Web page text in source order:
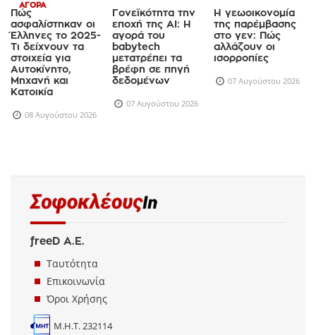
ΑΓΟΡΆ
Πώς
ασφαλίστηκαν οι
Έλληνες το 2025-
Τι δείχνουν τα
στοιχεία για
Αυτοκίνητο,
Μηχανή και
Κατοικία
08 Αυγούστου 2026
Γονεϊκότητα την
εποχή της AI: Η
αγορά του
babytech
μετατρέπει τα
βρέφη σε πηγή
δεδομένων
07 Αυγούστου 2026
Η γεωοικονομία
της παρέμβασης
στο γεν: Πώς
αλλάζουν οι
ισορροπίες
07 Αυγούστου 2026
freeD Α.Ε.
Ταυτότητα
Επικοινωνία
Όροι Χρήσης
Μ.Η.Τ. 232114